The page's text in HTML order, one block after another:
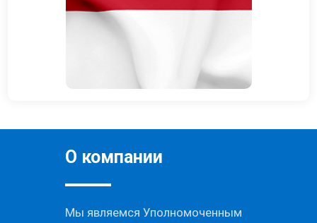
О компании
Мы являемся Уполномоченным